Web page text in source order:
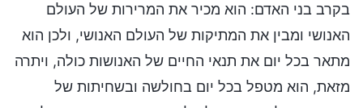
בקרב בני האדם: הוא מכיר את המרירות של העולם
האנושי ומבין את המתיקות של העולם האנושי, ולכן הוא
מתאר בכל יום את תנאי החיים של האנושות כולה, ויתרה
מזאת, הוא מטפל בכל יום בחולשה ובשחיתות של